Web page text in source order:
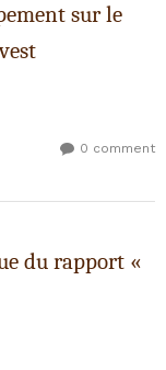
sur le
0 comment
du rapport «